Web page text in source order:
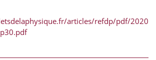
articles/refdp/pdf/2020